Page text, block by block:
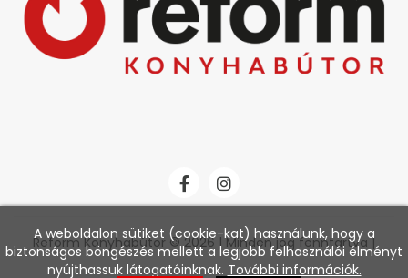
Reform Konyhabútor © 2026 | Minden jog fenntartva |
A weboldalon sütiket (cookie-kat) használunk, hogy a
biztonságos böngészés mellett a legjobb felhasználói élményt
nyújthassuk látogatóinknak. További információk.